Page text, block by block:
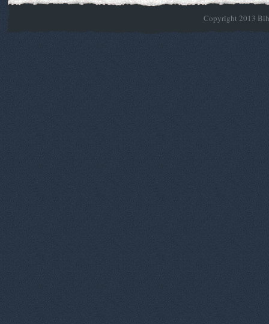
Copyright 2013